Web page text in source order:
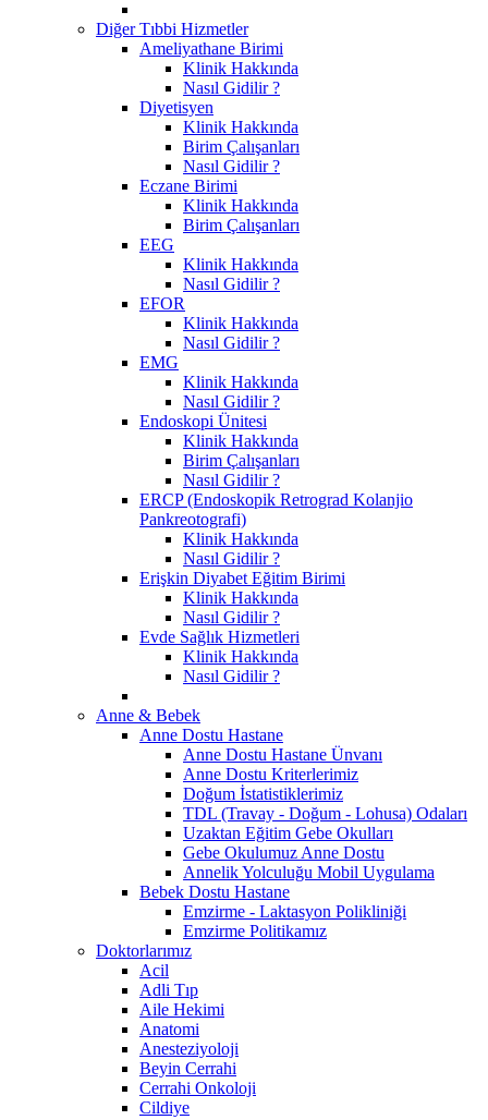
Diğer Tıbbi Hizmetler
Ameliyathane Birimi
Klinik Hakkında
Nasıl Gidilir ?
Diyetisyen
Klinik Hakkında
Birim Çalışanları
Nasıl Gidilir ?
Eczane Birimi
Klinik Hakkında
Birim Çalışanları
EEG
Klinik Hakkında
Nasıl Gidilir ?
EFOR
Klinik Hakkında
Nasıl Gidilir ?
EMG
Klinik Hakkında
Nasıl Gidilir ?
Endoskopi Ünitesi
Klinik Hakkında
Birim Çalışanları
Nasıl Gidilir ?
ERCP (Endoskopik Retrograd Kolanjio
Pankreotografi)
Klinik Hakkında
Nasıl Gidilir ?
Erişkin Diyabet Eğitim Birimi
Klinik Hakkında
Nasıl Gidilir ?
Evde Sağlık Hizmetleri
Klinik Hakkında
Nasıl Gidilir ?
Anne & Bebek
Anne Dostu Hastane
Anne Dostu Hastane Ünvanı
Anne Dostu Kriterlerimiz
Doğum İstatistiklerimiz
TDL (Travay - Doğum - Lohusa) Odaları
Uzaktan Eğitim Gebe Okulları
Gebe Okulumuz Anne Dostu
Annelik Yolculuğu Mobil Uygulama
Bebek Dostu Hastane
Emzirme - Laktasyon Polikliniği
Emzirme Politikamız
Doktorlarımız
Acil
Adli Tıp
Aile Hekimi
Anatomi
Anesteziyoloji
Beyin Cerrahi
Cerrahi Onkoloji
Cildiye